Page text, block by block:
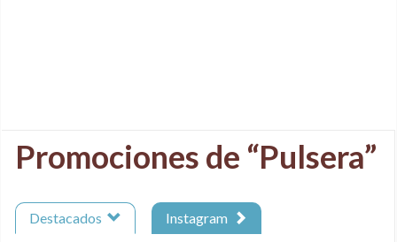
Promociones de “Pulsera”
Destacados Instagram